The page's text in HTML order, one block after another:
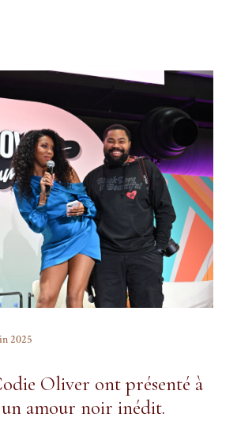
2025
Oliver ont présenté à
amour noir inédit.